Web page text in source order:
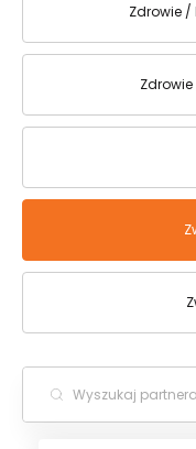
Zdrowie